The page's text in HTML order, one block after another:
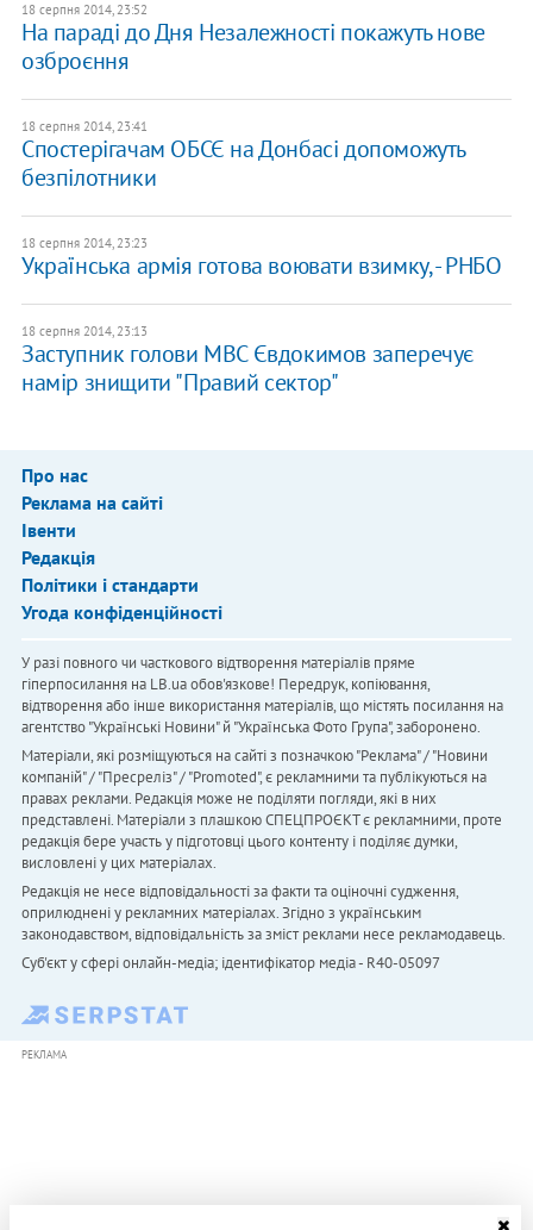
18 серпня 2014, 23:52
На параді до Дня Незалежності покажуть нове
озброєння
18 серпня 2014, 23:41
Спостерігачам ОБСЄ на Донбасі допоможуть
безпілотники
18 серпня 2014, 23:23
Українська армія готова воювати взимку, - РНБО
18 серпня 2014, 23:13
Заступник голови МВС Євдокимов заперечує
намір знищити "Правий сектор"
Про нас
Реклама на сайті
Івенти
Редакція
Політики і стандарти
Угода конфіденційності
У разі повного чи часткового відтворення матеріалів пряме
гіперпосилання на LB.ua обов'язкове! Передрук, копіювання,
відтворення або інше використання матеріалів, що містять посилання на
агентство "Українськi Новини" й "Українська Фото Група", заборонено.
Матеріали, які розміщуються на сайті з позначкою "Реклама" / "Новини
компаній" / "Пресреліз" / "Promoted", є рекламними та публікуються на
правах реклами. Редакція може не поділяти погляди, які в них
представлені. Матеріали з плашкою СПЕЦПРОЄКТ є рекламними, проте
редакція бере участь у підготовці цього контенту і поділяє думки,
висловлені у цих матеріалах.
Редакція не несе відповідальності за факти та оціночні судження,
оприлюднені у рекламних матеріалах. Згідно з українським
законодавством, відповідальність за зміст реклами несе рекламодавець.
Cуб'єкт у сфері онлайн-медіа; ідентифікатор медіа - R40-05097
РЕКЛАМА